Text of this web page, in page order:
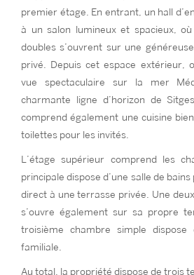
premier étage. En entrant, un hall
à un salon lumineux et spacieux,
doubles s’ouvrent sur une
privé. Depuis cet espace extérieur,
vue spectaculaire sur la mer
charmante ligne d’horizon de
comprend également une cuisine
toilettes pour les invités.
L’étage supérieur comprend les
principale dispose d’une salle de
direct à une terrasse privée. Une
s’ouvre également sur sa propre
troisième chambre simple dispose
familiale.
Au total, la propriété dispose de trois